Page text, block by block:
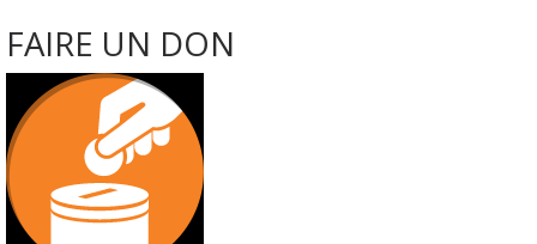
FAIRE UN DON